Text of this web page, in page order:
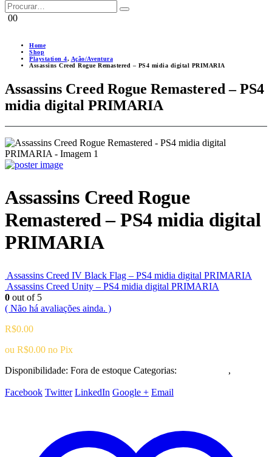
00
Home
Shop
Playstation 4, Ação/Aventura
Assassins Creed Rogue Remastered – PS4 midia digital PRIMARIA
Assassins Creed Rogue Remastered – PS4
midia digital PRIMARIA
Assassins Creed Rogue
Remastered – PS4 midia digital
PRIMARIA
Assassins Creed IV Black Flag – PS4 midia digital PRIMARIA
Assassins Creed Unity – PS4 midia digital PRIMARIA
0 out of 5
( Não há avaliações ainda. )
R$0.00
ou R$0.00 no Pix
Disponibilidade: Fora de estoque Categorias:
,
Facebook Twitter LinkedIn Google + Email